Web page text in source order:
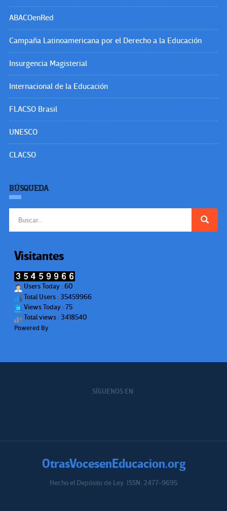
ABACOenRed
Campaña Latinoamericana por el Derecho a la Educación
Insurgencia Magisterial
Internacional de la Educación
FLACSO Brasil
UNESCO
CLACSO
BÚSQUEDA
Visitantes
Users Today : 60
Total Users : 35459966
Views Today : 75
Total views : 3418540
Powered By
SÍGUENOS EN:
OtrasVocesenEducacion.org
Hecho el Depósito de Ley. ISSN: 2477-9695